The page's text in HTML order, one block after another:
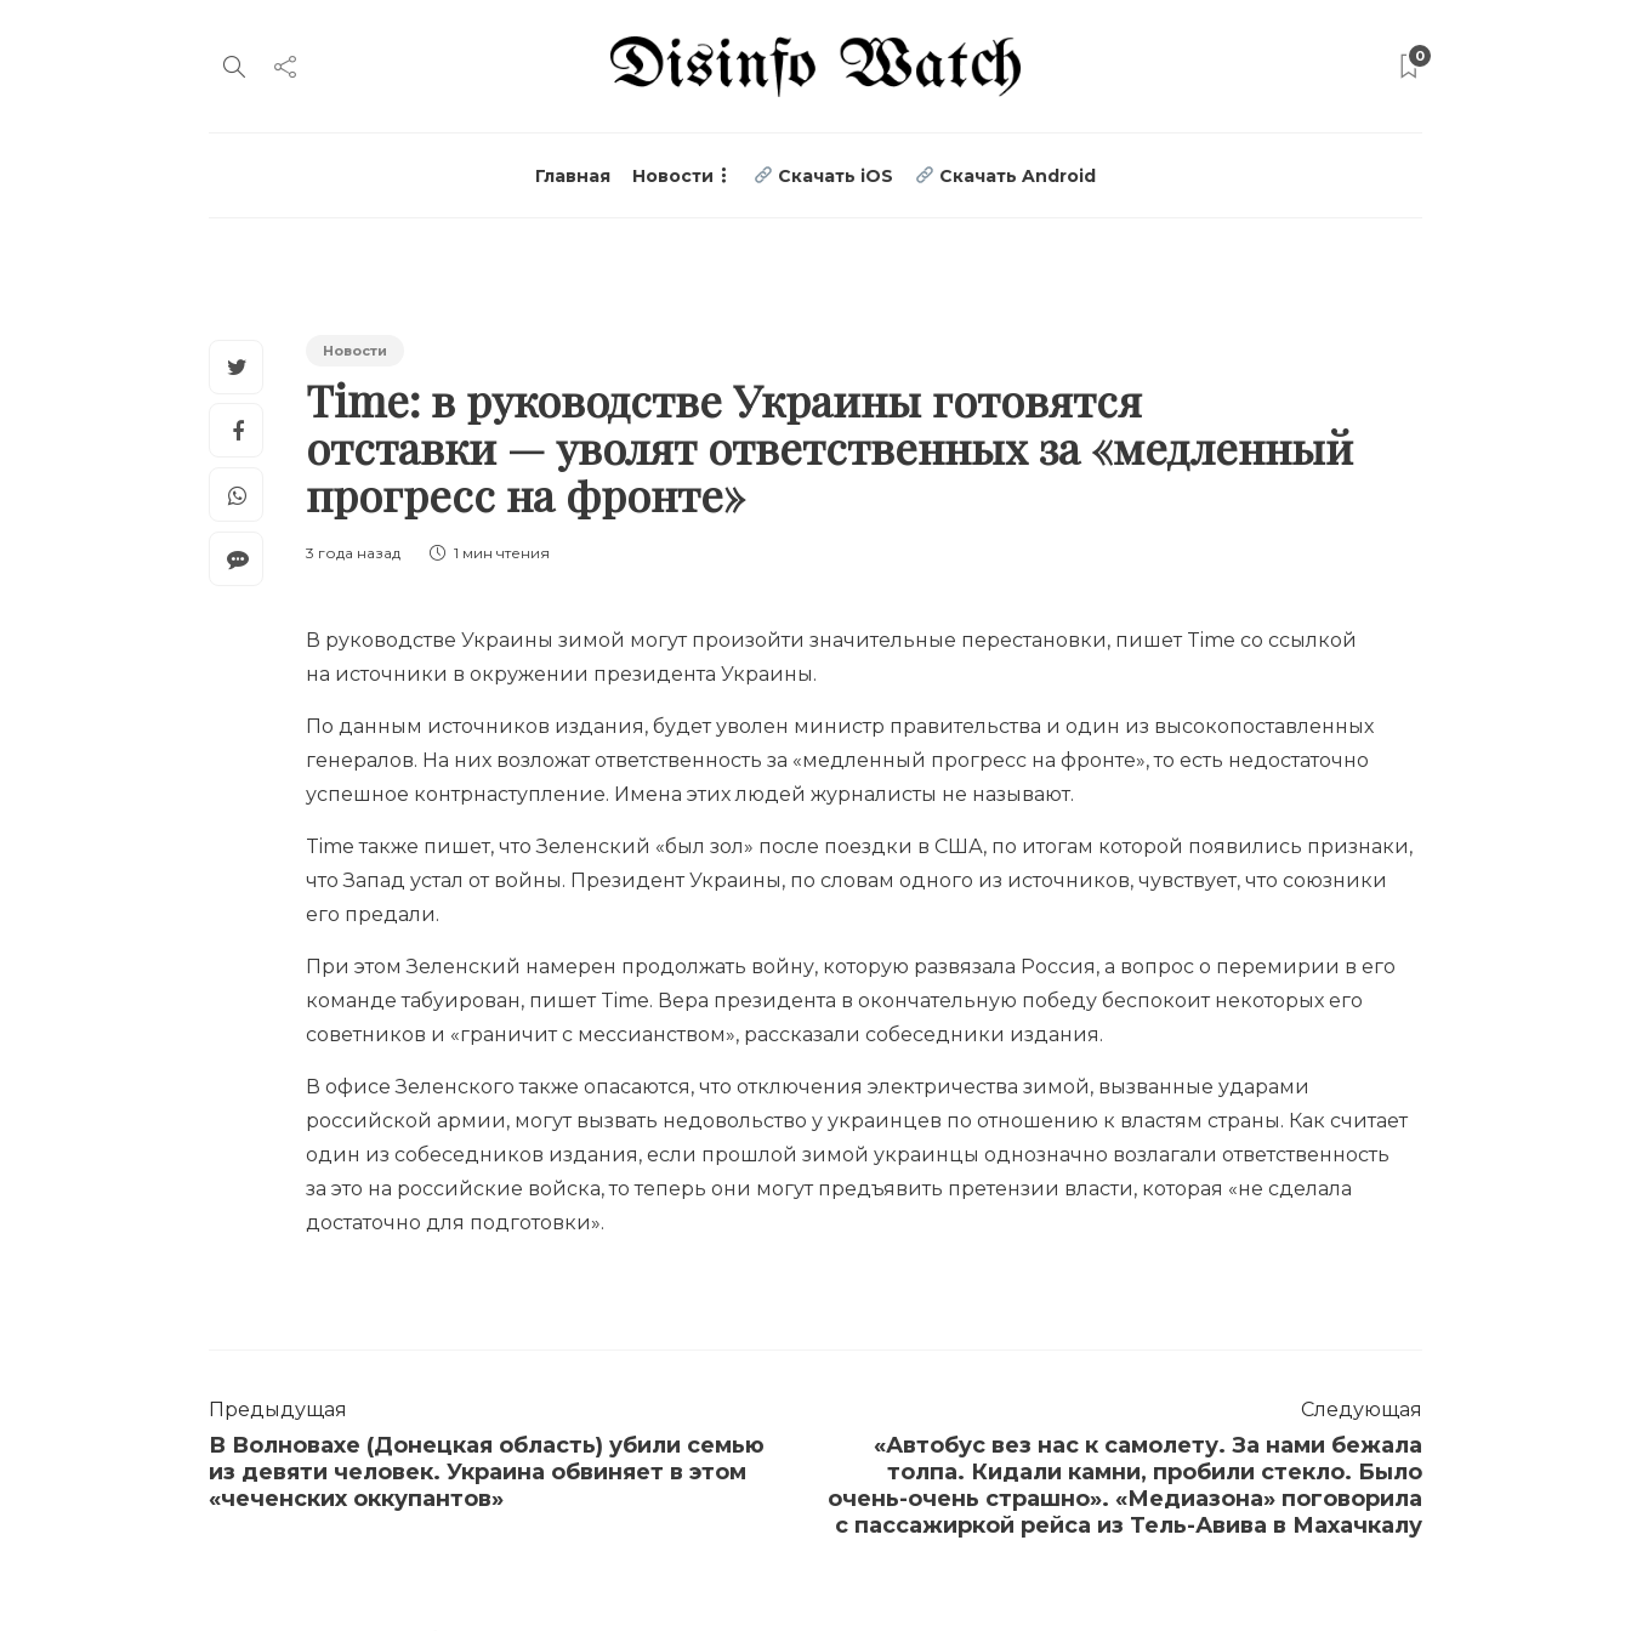
0
Главная Новости Скачать iOS Скачать Android
Новости
Time: в руководстве Украины готовятся
отставки — уволят ответственных за «медленный
прогресс на фронте»
3 года назад 1 мин чтения
В руководстве Украины зимой могут произойти значительные перестановки, пишет Time со ссылкой
на источники в окружении президента Украины.
По данным источников издания, будет уволен министр правительства и один из высокопоставленных
генералов. На них возложат ответственность за «медленный прогресс на фронте», то есть недостаточно
успешное контрнаступление. Имена этих людей журналисты не называют.
Time также пишет, что Зеленский «был зол» после поездки в США, по итогам которой появились признаки,
что Запад устал от войны. Президент Украины, по словам одного из источников, чувствует, что союзники
его предали.
При этом Зеленский намерен продолжать войну, которую развязала Россия, а вопрос о перемирии в его
команде табуирован, пишет Time. Вера президента в окончательную победу беспокоит некоторых его
советников и «граничит с мессианством», рассказали собеседники издания.
В офисе Зеленского также опасаются, что отключения электричества зимой, вызванные ударами
российской армии, могут вызвать недовольство у украинцев по отношению к властям страны. Как считает
один из собеседников издания, если прошлой зимой украинцы однозначно возлагали ответственность
за это на российские войска, то теперь они могут предъявить претензии власти, которая «не сделала
достаточно для подготовки».
Предыдущая
В Волновахе (Донецкая область) убили семью
из девяти человек. Украина обвиняет в этом
«чеченских оккупантов»
Следующая
«Автобус вез нас к самолету. За нами бежала
толпа. Кидали камни, пробили стекло. Было
очень-очень страшно». «Медиазона» поговорила
с пассажиркой рейса из Тель-Авива в Махачкалу